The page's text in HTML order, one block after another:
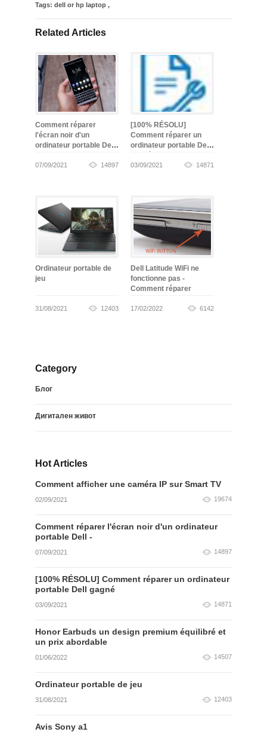
Tags: dell or hp laptop ,
Related Articles
Comment réparer
l'écran noir d'un
ordinateur portable Dell
07/09/2021 14897
[100% RÉSOLU]
Comment réparer un
ordinateur portable Dell
03/09/2021 14871
Ordinateur portable de
jeu
31/08/2021 12403
Dell Latitude WiFi ne
fonctionne pas -
Comment réparer
17/02/2022 6142
Category
Блог
Дигитален живот
Hot Articles
Comment afficher une caméra IP sur Smart TV
02/09/2021 19674
Comment réparer l'écran noir d'un ordinateur
portable Dell -
07/09/2021 14897
[100% RÉSOLU] Comment réparer un ordinateur
portable Dell gagné
03/09/2021 14871
Honor Earbuds un design premium équilibré et
un prix abordable
01/06/2022 14507
Ordinateur portable de jeu
31/08/2021 12403
Avis Sony a1